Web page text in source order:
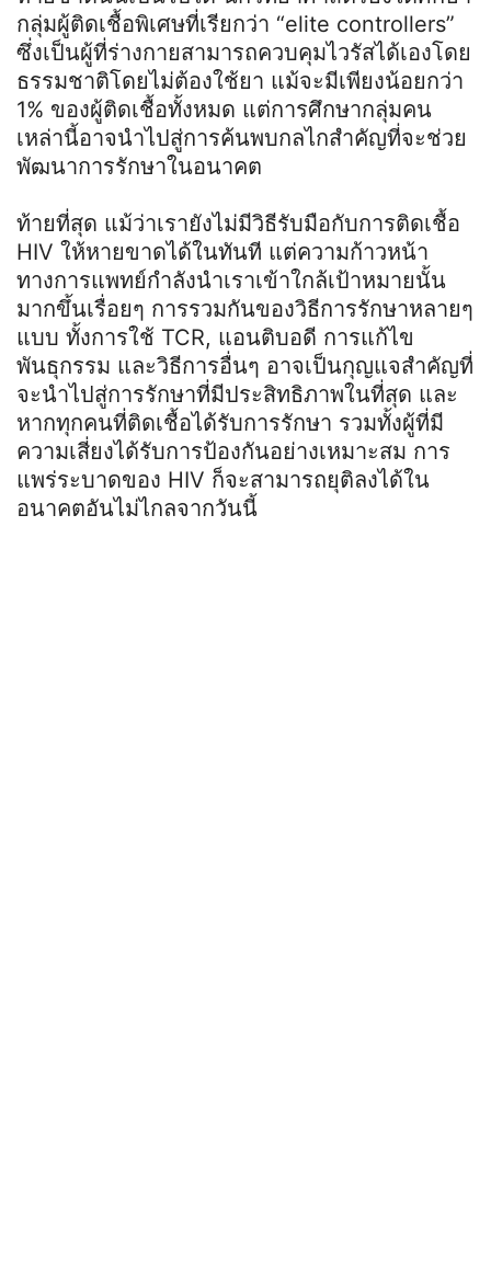
กลุ่มผู้ติดเชื้อพิเศษที่เรียกว่า “elite controllers”
ซึ่งเป็นผู้ที่ร่างกายสามารถควบคุมไวรัสได้เองโดย
ธรรมชาติโดยไม่ต้องใช้ยา แม้จะมีเพียงน้อยกว่า
1% ของผู้ติดเชื้อทั้งหมด แต่การศึกษากลุ่มคน
เหล่านี้อาจนำไปสู่การค้นพบกลไกสำคัญที่จะช่วย
พัฒนาการรักษาในอนาคต
ท้ายที่สุด แม้ว่าเรายังไม่มีวิธีรับมือกับการติดเชื้อ
HIV ให้หายขาดได้ในทันที แต่ความก้าวหน้า
ทางการแพทย์กำลังนำเราเข้าใกล้เป้าหมายนั้น
มากขึ้นเรื่อยๆ การรวมกันของวิธีการรักษาหลายๆ
แบบ ทั้งการใช้ TCR, แอนติบอดี การแก้ไข
พันธุกรรม และวิธีการอื่นๆ อาจเป็นกุญแจสำคัญที่
จะนำไปสู่การรักษาที่มีประสิทธิภาพในที่สุด และ
หากทุกคนที่ติดเชื้อได้รับการรักษา รวมทั้งผู้ที่มี
ความเสี่ยงได้รับการป้องกันอย่างเหมาะสม การ
แพร่ระบาดของ HIV ก็จะสามารถยุติลงได้ใน
อนาคตอันไม่ไกลจากวันนี้